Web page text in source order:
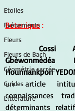
Etoiles
Evénements
Fleurs
Fleurs de Bach
Géométrie sacrée
Guides
Littérature
Botanique :
Cossi
Gbèwonmèdéa
Hounnankpon
un article
connaissances
déterminants